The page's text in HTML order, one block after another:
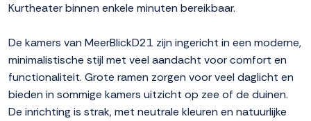
Kurtheater binnen enkele minuten bereikbaar.
De kamers van MeerBlickD21 zijn ingericht in een moderne,
minimalistische stijl met veel aandacht voor comfort en
functionaliteit. Grote ramen zorgen voor veel daglicht en
bieden in sommige kamers uitzicht op zee of de duinen.
De inrichting is strak, met neutrale kleuren en natuurlijke